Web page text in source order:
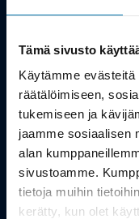
Tämä sivusto
Käytämme
räätälöimiseen,
tukemiseen ja
jaamme sosiaalisen
alan
sivustoamme.
tietoja muihin
kerätty, kun olet